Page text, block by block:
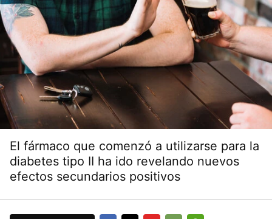
El fármaco que comenzó a utilizarse para la
diabetes tipo II ha ido revelando nuevos
efectos secundarios positivos